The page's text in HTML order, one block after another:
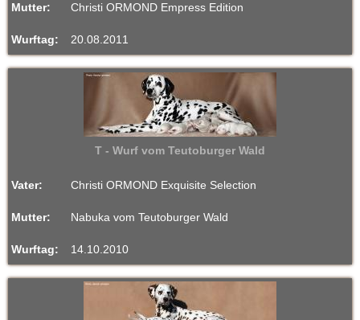
Mutter: Christi ORMOND Empress Edition
Wurftag: 20.08.2011
T - Wurf vom Teutoburger Wald
Vater: Christi ORMOND Exquisite Selection
Mutter: Nabuka vom Teutoburger Wald
Wurftag: 14.10.2010